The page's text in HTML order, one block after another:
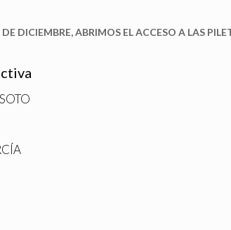
DE DICIEMBRE, ABRIMOS EL ACCESO A LAS